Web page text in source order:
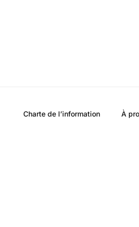
Charte de l’information À